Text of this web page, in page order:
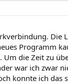
Die
Programm
Um die Zeit zu
war ich zwar
konnte ich